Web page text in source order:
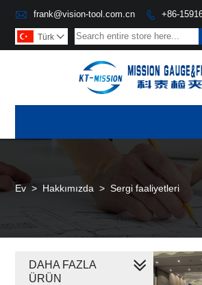
 frank@vision-tool.com.cn  +86-
Türk 
Ev > Hakkımızda > Sergi faaliyetleri
DAHA FAZLA
ÜRÜN